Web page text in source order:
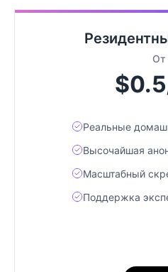
От
Реальные
Высочайшая
Масштабный
Поддержка